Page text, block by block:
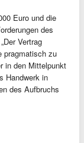
Euro und die
des
Vertrag
pragmatisch zu
in den Mittelpunkt
Handwerk in
des Aufbruchs